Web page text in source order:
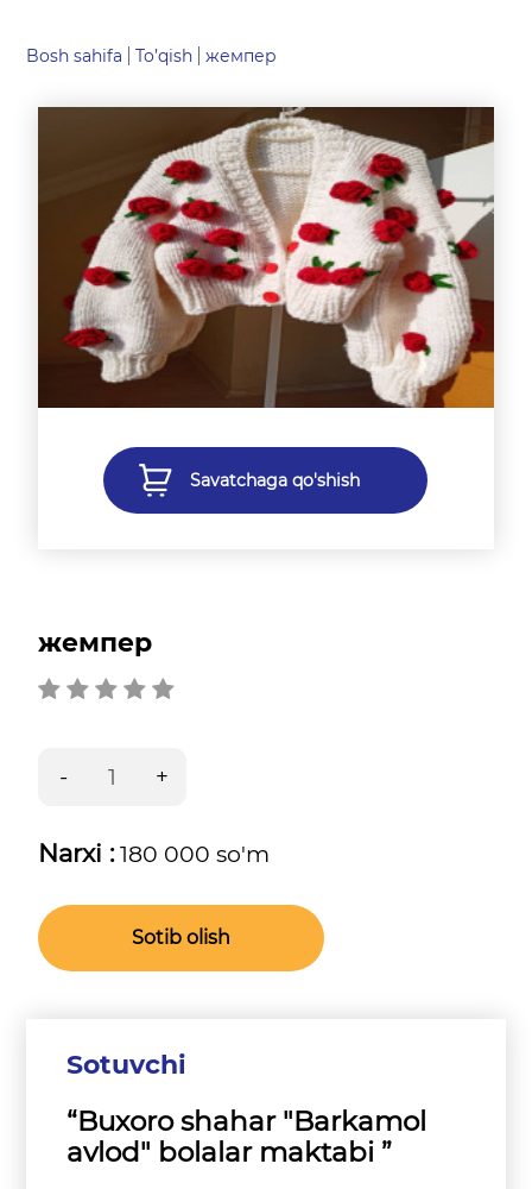
Bosh sahifa To’qish жемпер
Savatchaga qo'shish
жемпер
Narxi :180 000 so'm
Sotib olish
Sotuvchi
“Buxoro shahar "Barkamol
avlod" bolalar maktabi ”